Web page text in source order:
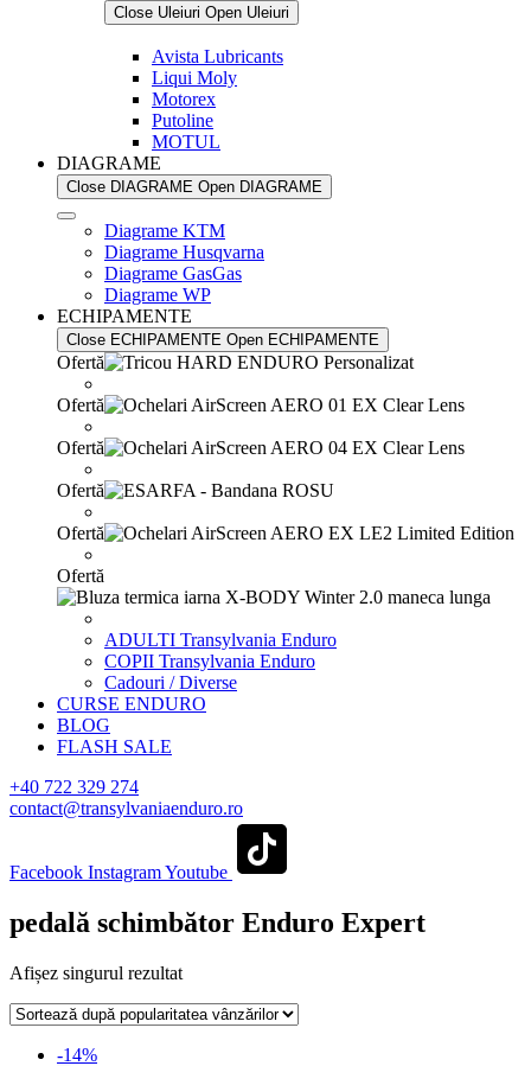
Close Uleiuri Open Uleiuri
Avista Lubricants
Liqui Moly
Motorex
Putoline
MOTUL
DIAGRAME
Close DIAGRAME Open DIAGRAME
Diagrame KTM
Diagrame Husqvarna
Diagrame GasGas
Diagrame WP
ECHIPAMENTE
Close ECHIPAMENTE Open ECHIPAMENTE
Ofertă
Ofertă
Ofertă
Ofertă
Ofertă
Ofertă
ADULTI Transylvania Enduro
COPII Transylvania Enduro
Cadouri / Diverse
CURSE ENDURO
BLOG
FLASH SALE
+40 722 329 274
contact@transylvaniaenduro.ro
Facebook InstagramYoutube
pedală schimbător Enduro Expert
Afișez singurul rezultat
-14%